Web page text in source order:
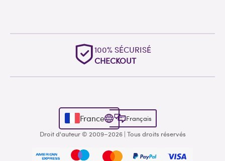
100% SÉCURISÉ
CHECKOUT
France
Français
Droit d'auteur © 2009–2026 | Tous droits réservés